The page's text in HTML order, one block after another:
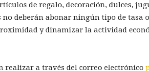
de regalo, decoración, dulces,
deberán abonar ningún tipo de tasa
y dinamizar la actividad
realizar a través del correo electrónico